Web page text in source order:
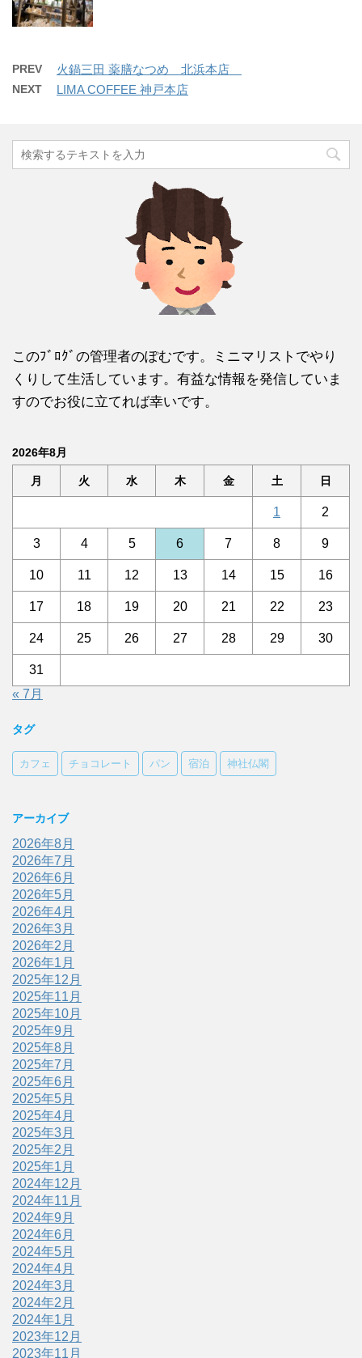
PREV 火鍋三田 薬膳なつめ 北浜本店
NEXT LIMA COFFEE 神戸本店
このﾌﾞﾛｸﾞの管理者のぽむです。ミニマリストでやり
くりして生活しています。有益な情報を発信していま
すのでお役に立てれば幸いです。
2026年8月
月 火 水 木 金 土 日
1 2
3 4 5 6 7 8 9
10 11 12 13 14 15 16
17 18 19 20 21 22 23
24 25 26 27 28 29 30
31
« 7月
タグ
カフェ チョコレート パン 宿泊 神社仏閣
アーカイブ
2026年8月
2026年7月
2026年6月
2026年5月
2026年4月
2026年3月
2026年2月
2026年1月
2025年12月
2025年11月
2025年10月
2025年9月
2025年8月
2025年7月
2025年6月
2025年5月
2025年4月
2025年3月
2025年2月
2025年1月
2024年12月
2024年11月
2024年9月
2024年6月
2024年5月
2024年4月
2024年3月
2024年2月
2024年1月
2023年12月
2023年11月